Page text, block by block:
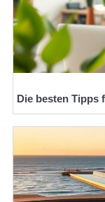
Die besten Tipps